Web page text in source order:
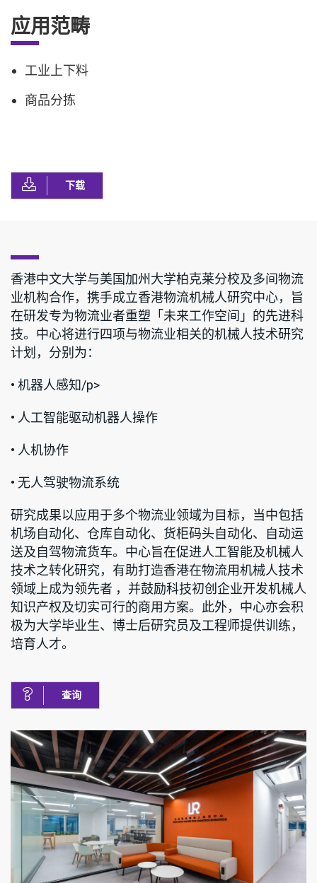
应用范畴
工业上下料
商品分拣
下载
香港中文大学与美国加州大学柏克莱分校及多间物流
业机构合作，携手成立香港物流机械人研究中心，旨
在研发专为物流业者重塑「未来工作空间」的先进科
技。中心将进行四项与物流业相关的机械人技术研究
计划，分别为：
• 机器人感知/p>
• 人工智能驱动机器人操作
• 人机协作
• 无人驾驶物流系统
研究成果以应用于多个物流业领域为目标，当中包括
机场自动化、仓库自动化、货柜码头自动化、自动运
送及自驾物流货车。中心旨在促进人工智能及机械人
技术之转化研究，有助打造香港在物流用机械人技术
领域上成为领先者 ，并鼓励科技初创企业开发机械人
知识产权及切实可行的商用方案。此外，中心亦会积
极为大学毕业生、博士后研究员及工程师提供训练，
培育人才。
查询